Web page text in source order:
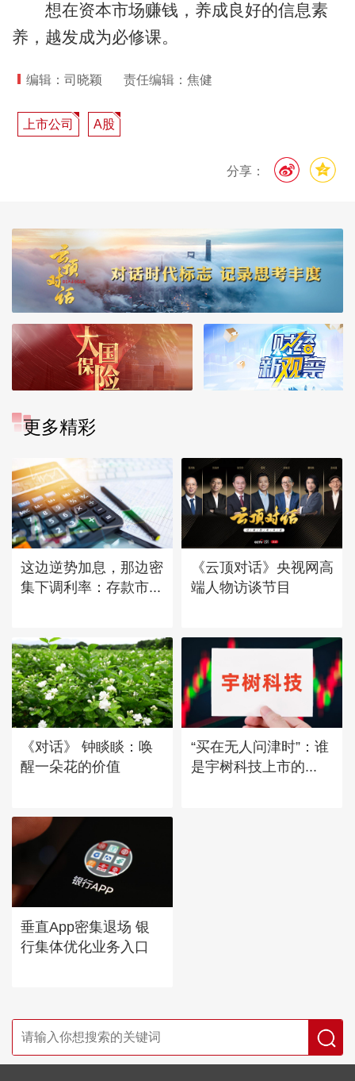
想在资本市场赚钱，养成良好的信息素
养，越发成为必修课。
编辑：司晓颖 责任编辑：焦健
上市公司 A股
分享：
更多精彩
这边逆势加息，那边密
集下调利率：存款市...
《云顶对话》央视网高
端人物访谈节目
《对话》 钟睒睒：唤
醒一朵花的价值
“买在无人问津时”：谁
是宇树科技上市的...
垂直App密集退场 银
行集体优化业务入口